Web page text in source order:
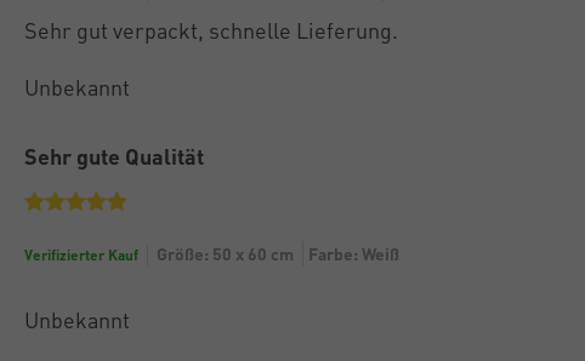
Sehr gut verpackt, schnelle Lieferung.
Unbekannt
Sehr gute Qualität
Verifizierter Kauf Größe: 50 x 60 cm Farbe: Weiß
Unbekannt